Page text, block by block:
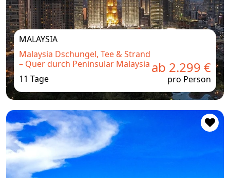
MALAYSIA
Malaysia Dschungel, Tee & Strand
– Quer durch Peninsular Malaysia
11 Tage
ab 2.299 €
pro Person